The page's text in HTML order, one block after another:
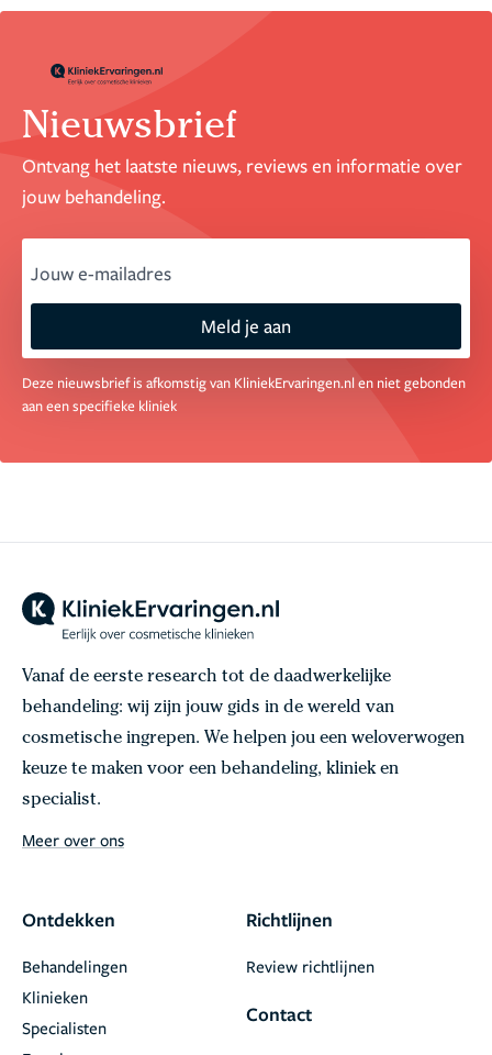
Nieuwsbrief
Ontvang het laatste nieuws, reviews en informatie over
jouw behandeling.
Meld je aan
Deze nieuwsbrief is afkomstig van KliniekErvaringen.nl en niet gebonden
aan een specifieke kliniek
Vanaf de eerste research tot de daadwerkelijke
behandeling: wij zijn jouw gids in de wereld van
cosmetische ingrepen. We helpen jou een weloverwogen
keuze te maken voor een behandeling, kliniek en
specialist.
Meer over ons
Ontdekken
Behandelingen
Klinieken
Specialisten
Richtlijnen
Review richtlijnen
Contact